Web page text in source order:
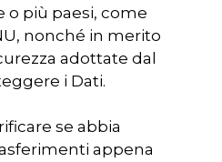
o più paesi, come
nonché in merito
adottate dal
i Dati.
se abbia
appena